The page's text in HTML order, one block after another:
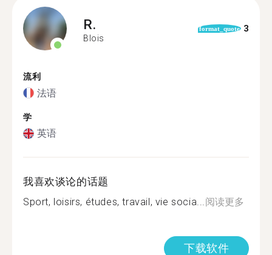
R.
Blois
format_quote 3
流利
法语
学
英语
我喜欢谈论的话题
Sport, loisirs, études, travail, vie socia...阅读更多
下载软件